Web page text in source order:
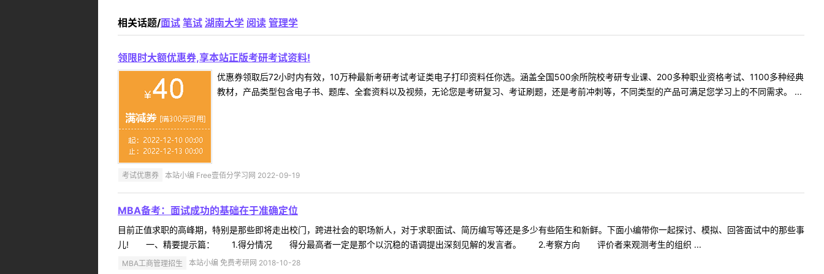
相关话题/面试 笔试 湖南大学 阅读 管理学
领限时大额优惠券,享本站正版考研考试资料!
优惠券领取后72小时内有效，10万种最新考研考试考证类电子打印资料任你选。涵盖全国500余所院校考研专业课、200多种职业资格考试、1100多种经典
教材，产品类型包含电子书、题库、全套资料以及视频，无论您是考研复习、考证刷题，还是考前冲刺等，不同类型的产品可满足您学习上的不同需求。 ...
考试优惠券 本站小编 Free壹佰分学习网 2022-09-19
MBA备考：面试成功的基础在于准确定位
目前正值求职的高峰期，特别是那些即将走出校门，跨进社会的职场新人，对于求职面试、简历编写等还是多少有些陌生和新鲜。下面小编带你一起探讨、模拟、回答面试中的那些事
儿! 一、精要提示篇： 1.得分情况 得分最高者一定是那个以沉稳的语调提出深刻见解的发言者。 2.考察方向 评价者来观测考生的组织 ...
MBA工商管理招生 本站小编 免费考研网 2018-10-28